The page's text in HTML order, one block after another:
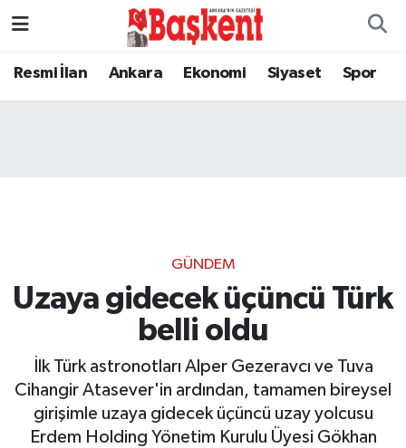
Resmi İlan Ankara Ekonomi Siyaset Spor
GÜNDEM
Uzaya gidecek üçüncü Türk
belli oldu
İlk Türk astronotları Alper Gezeravcı ve Tuva
Cihangir Atasever'in ardından, tamamen bireysel
girişimle uzaya gidecek üçüncü uzay yolcusu
Erdem Holding Yönetim Kurulu Üyesi Gökhan